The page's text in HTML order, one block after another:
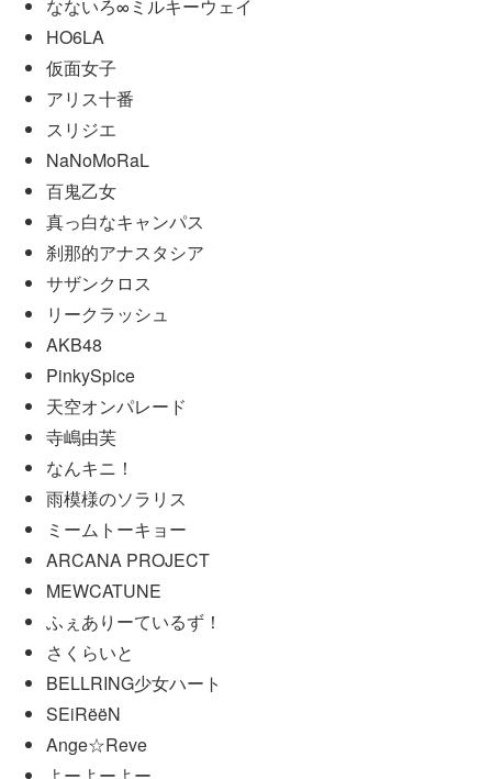
なないろ∞ミルキーウェイ
HO6LA
仮面女子
アリス十番
スリジエ
NaNoMoRaL
百鬼乙女
真っ白なキャンパス
刹那的アナスタシア
サザンクロス
リークラッシュ
AKB48
PinkySpice
天空オンパレード
寺嶋由芙
なんキニ！
雨模様のソラリス
ミームトーキョー
ARCANA PROJECT
MEWCATUNE
ふぇありーているず！
さくらいと
BELLRING少女ハート
SEiRëëN
Ange☆Reve